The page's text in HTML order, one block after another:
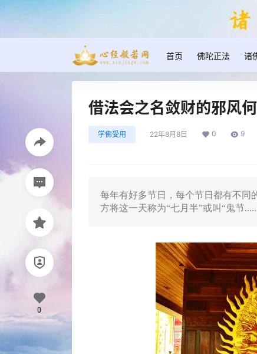
首页 佛陀正法 诸
借法会之名敛财的邪风何
学佛受用 22年8月8日 0 9
每年有好多节日，每个节日都有不同
方将这一天称为“七月半”或叫“鬼节
0